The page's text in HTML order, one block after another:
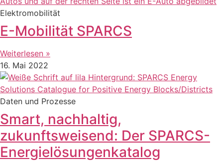
Elektromobilität
E-Mobilität SPARCS
Weiterlesen »
16. Mai 2022
Daten und Prozesse
Smart, nachhaltig,
zukunftsweisend: Der SPARCS-
Energielösungenkatalog